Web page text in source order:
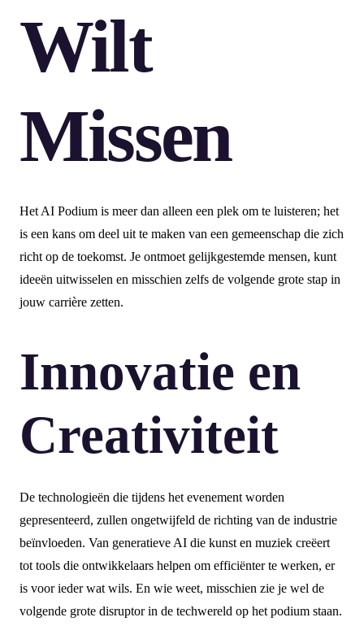
Wilt
Missen
Het AI Podium is meer dan alleen een plek om te luisteren; het
is een kans om deel uit te maken van een gemeenschap die zich
richt op de toekomst. Je ontmoet gelijkgestemde mensen, kunt
ideeën uitwisselen en misschien zelfs de volgende grote stap in
jouw carrière zetten.
Innovatie en
Creativiteit
De technologieën die tijdens het evenement worden
gepresenteerd, zullen ongetwijfeld de richting van de industrie
beïnvloeden. Van generatieve AI die kunst en muziek creëert
tot tools die ontwikkelaars helpen om efficiënter te werken, er
is voor ieder wat wils. En wie weet, misschien zie je wel de
volgende grote disruptor in de techwereld op het podium staan.